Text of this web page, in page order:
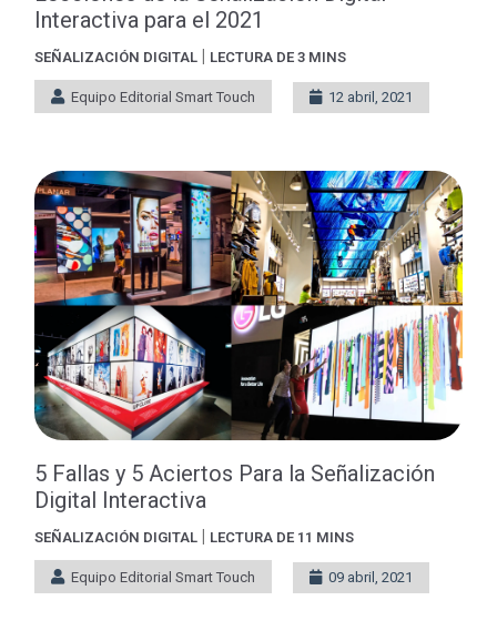
Interactiva para el 2021
SEÑALIZACIÓN DIGITAL | LECTURA DE 3 MINS
Equipo Editorial Smart Touch 12 abril, 2021
5 Fallas y 5 Aciertos Para la Señalización
Digital Interactiva
SEÑALIZACIÓN DIGITAL | LECTURA DE 11 MINS
Equipo Editorial Smart Touch 09 abril, 2021